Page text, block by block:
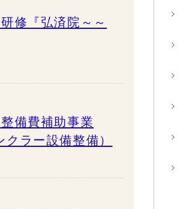
修『弘済院～～
備費補助事業
ラー設備整備）